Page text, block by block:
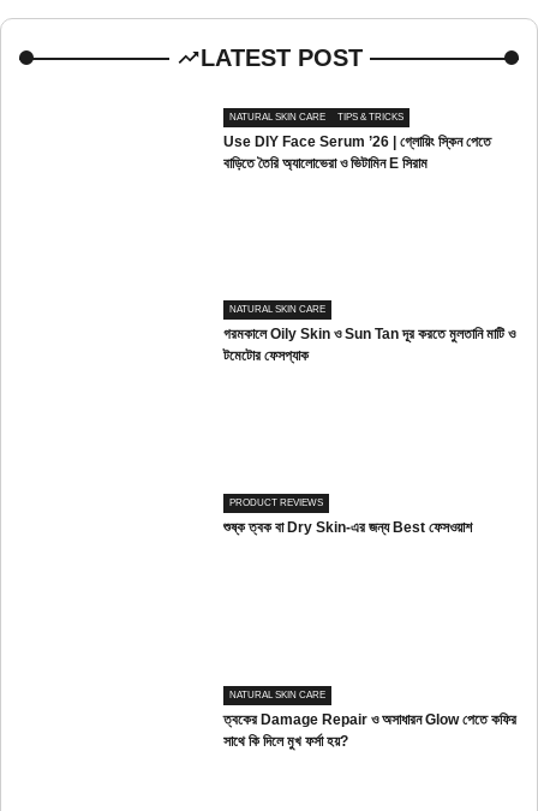
LATEST POST
NATURAL SKIN CARE TIPS & TRICKS
Use DIY Face Serum ’26 | গ্লোয়িং স্কিন পেতে
বাড়িতে তৈরি অ্যালোভেরা ও ভিটামিন E সিরাম
NATURAL SKIN CARE
গরমকালে Oily Skin ও Sun Tan দূর করতে মুলতানি মাটি ও
টমেটোর ফেসপ্যাক
PRODUCT REVIEWS
শুষ্ক ত্বক বা Dry Skin-এর জন্য Best ফেসওয়াশ
NATURAL SKIN CARE
ত্বকের Damage Repair ও অসাধারন Glow পেতে কফির
সাথে কি দিলে মুখ ফর্সা হয়?